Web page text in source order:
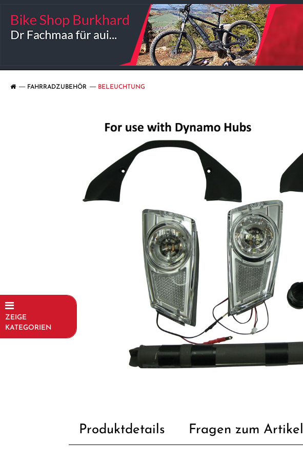
FAHRRADZUBEHÖR BELEUCHTUNG
ZEIGE
KATEGORIEN
Produktdetails Fragen zum Artikel